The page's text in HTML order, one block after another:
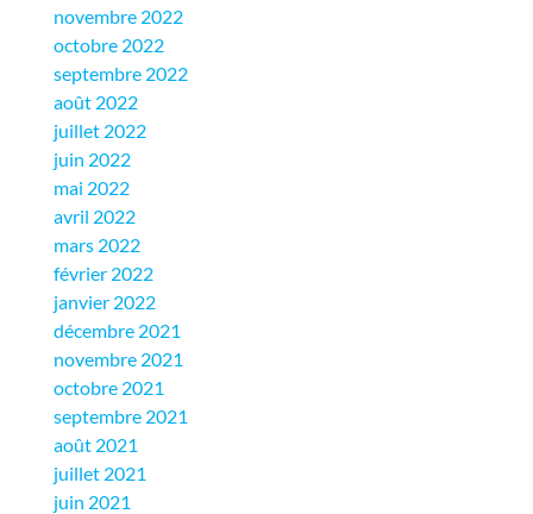
novembre 2022
octobre 2022
septembre 2022
août 2022
juillet 2022
juin 2022
mai 2022
avril 2022
mars 2022
février 2022
janvier 2022
décembre 2021
novembre 2021
octobre 2021
septembre 2021
août 2021
juillet 2021
juin 2021